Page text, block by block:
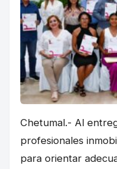
Chetumal.- Al
profesionales
para orientar